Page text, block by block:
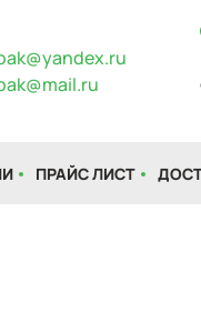
ПРАЙС ЛИСТ